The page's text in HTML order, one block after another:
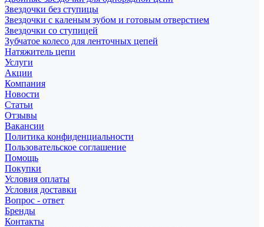
Звездочки без ступицы
Звездочки с каленым зубом и готовым отверстием
Звездочки со ступицей
Зубчатое колесо для ленточных цепей
Натяжитель цепи
Услуги
Акции
Компания
Новости
Статьи
Отзывы
Вакансии
Политика конфиденциальности
Пользовательское соглашение
Помощь
Покупки
Условия оплаты
Условия доставки
Вопрос - ответ
Бренды
Контакты